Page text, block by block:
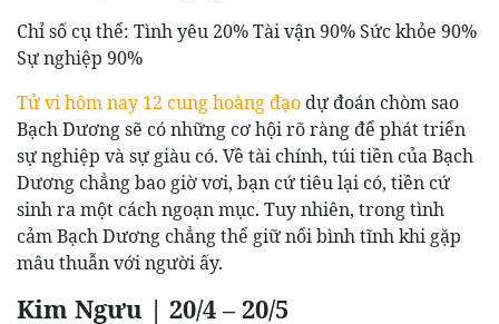
Chỉ số cụ thể: Tình yêu 20% Tài vận 90% Sức khỏe 90%
Sự nghiệp 90%
Tử vi hôm nay 12 cung hoàng đạodự đoán chòm sao
Bạch Dương sẽ có những cơ hội rõ ràng để phát triển
sự nghiệp và sự giàu có. Về tài chính, túi tiền của Bạch
Dương chẳng bao giờ vơi, bạn cứ tiêu lại có, tiền cứ
sinh ra một cách ngoạn mục. Tuy nhiên, trong tình
cảm Bạch Dương chẳng thể giữ nổi bình tĩnh khi gặp
mâu thuẫn với người ấy.
Kim Ngưu | 20/4 – 20/5